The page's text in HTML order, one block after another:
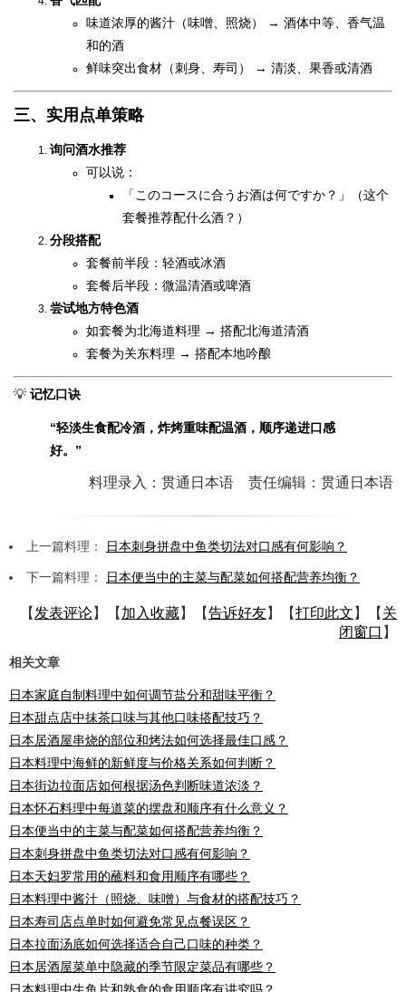
味道浓厚的酱汁（味噌、照烧） → 酒体中等、香气温
和的酒
鲜味突出食材（刺身、寿司） → 清淡、果香或清酒
三、实用点单策略
询问酒水推荐
可以说：
「このコースに合うお酒は何ですか？」（这个
套餐推荐配什么酒？）
分段搭配
套餐前半段：轻酒或冰酒
套餐后半段：微温清酒或啤酒
尝试地方特色酒
如套餐为北海道料理 → 搭配北海道清酒
套餐为关东料理 → 搭配本地吟酿
💡 记忆口诀
“轻淡生食配冷酒，炸烤重味配温酒，顺序递进口感
好。”
料理录入：贯通日本语 责任编辑：贯通日本语
上一篇料理： 日本刺身拼盘中鱼类切法对口感有何影响？
下一篇料理： 日本便当中的主菜与配菜如何搭配营养均衡？
【 发表评论】【 加入收藏】【告诉好友】【打印此文 】【 关
闭窗口 】
相关文章
日本家庭自制料理中如何调节盐分和甜味平衡？
日本甜点店中抹茶口味与其他口味搭配技巧？
日本居酒屋串烧的部位和烤法如何选择最佳口感？
日本料理中海鲜的新鲜度与价格关系如何判断？
日本街边拉面店如何根据汤色判断味道浓淡？
日本怀石料理中每道菜的摆盘和顺序有什么意义？
日本便当中的主菜与配菜如何搭配营养均衡？
日本刺身拼盘中鱼类切法对口感有何影响？
日本天妇罗常用的蘸料和食用顺序有哪些？
日本料理中酱汁（照烧、味噌）与食材的搭配技巧？
日本寿司店点单时如何避免常见点餐误区？
日本拉面汤底如何选择适合自己口味的种类？
日本居酒屋菜单中隐藏的季节限定菜品有哪些？
日本料理中生鱼片和熟食的食用顺序有讲究吗？